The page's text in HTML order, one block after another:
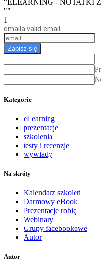
“ELEARNING - NOTATKI
""
1
email a valid email
Zapisz się
Kategorie
eLearning
prezentacje
szkolenia
testy i recenzje
wywiady
Na skróty
Kalendarz szkoleń
Darmowy eBook
Prezentacje robię
Webinary
Grupy facebookowe
Autor
Autor